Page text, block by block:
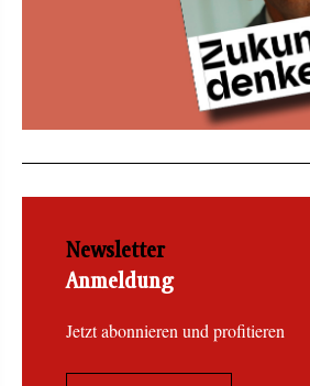
Newsletter
Anmeldung
Jetzt abonnieren und profitieren